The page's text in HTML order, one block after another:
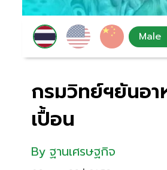
กรมวิทย์ฯยันอา
เปื้อน
By ฐานเศรษฐกิจ